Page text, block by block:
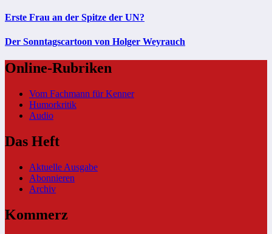
Erste Frau an der Spitze der UN?
Der Sonntagscartoon von Holger Weyrauch
Online-Rubriken
Vom Fachmann für Kenner
Humorkritik
Audio
Das Heft
Aktuelle Ausgabe
Abonnieren
Archiv
Kommerz